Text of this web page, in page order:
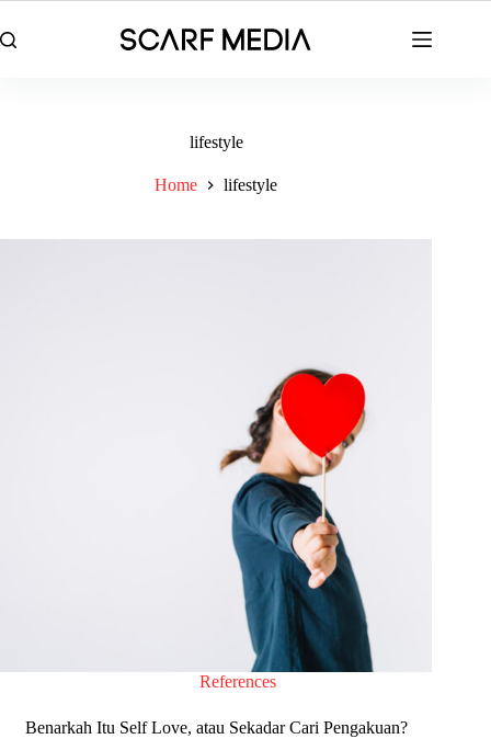
to
content
lifestyle
Home lifestyle
References
Benarkah Itu Self Love, atau Sekadar Cari Pengakuan?